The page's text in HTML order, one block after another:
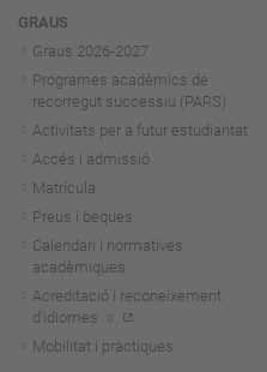
Navegació
GRAUS
Graus 2026-2027
Programes acadèmics de
recorregut successiu (PARS)
Activitats per a futur estudiantat
Accés i admissió
Matrícula
Preus i beques
Calendari i normatives
acadèmiques
Acreditació i reconeixement
d'idiomes
Mobilitat i pràctiques